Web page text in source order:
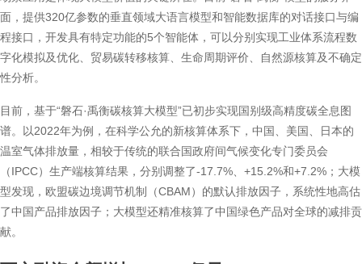
面，提供320亿参数的垂直领域大语言模型和智能数据库的对话接口与编
程接口，开发具有特定功能的5个智能体，可以分别实现工业体系流程数
字化模拟及优化、贸易碳转移核算、生命周期评价、自然源核算及不确定
性分析。
目前，基于“磐石·禹衡碳核算大模型”已初步实现国别级高精度碳全息图
谱。以2022年为例，在科学公允的新核算体系下，中国、美国、日本的
温室气体排放量，相较于传统的联合国政府间气候变化专门委员会
（IPCC）生产端核算结果，分别调整了-17.7%、+15.2%和+7.2%；大模
型发现，欧盟碳边境调节机制（CBAM）的默认排放因子，系统性地高估
了中国产品排放因子；大模型还精准核算了中国绿色产品对全球的减排贡
献。